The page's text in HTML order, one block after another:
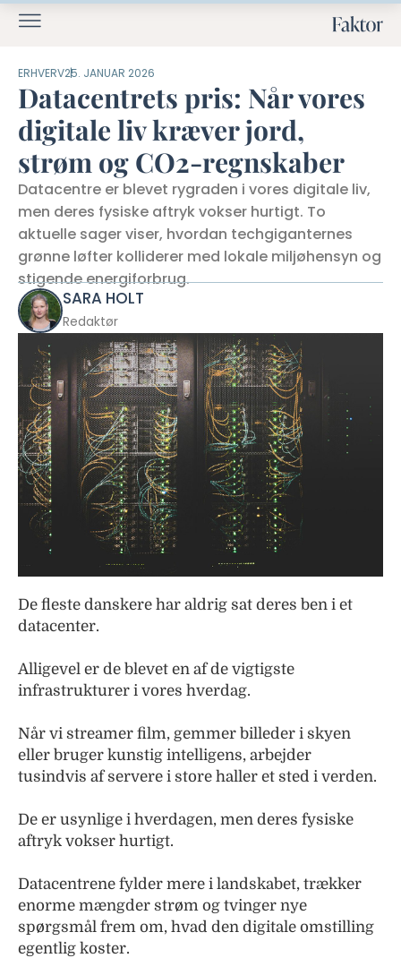
ERHVERV25. JANUAR 2026
Datacentrets pris: Når vores
digitale liv kræver jord,
strøm og CO2-regnskaber
Datacentre er blevet rygraden i vores digitale liv,
men deres fysiske aftryk vokser hurtigt. To
aktuelle sager viser, hvordan techgiganternes
grønne løfter kolliderer med lokale miljøhensyn og
stigende energiforbrug.
SARA HOLT
Redaktør
De fleste danskere har aldrig sat deres ben i et
datacenter.
Alligevel er de blevet en af de vigtigste
infrastrukturer i vores hverdag.
Når vi streamer film, gemmer billeder i skyen
eller bruger kunstig intelligens, arbejder
tusindvis af servere i store haller et sted i verden.
De er usynlige i hverdagen, men deres fysiske
aftryk vokser hurtigt.
Datacentrene fylder mere i landskabet, trækker
enorme mængder strøm og tvinger nye
spørgsmål frem om, hvad den digitale omstilling
egentlig koster.